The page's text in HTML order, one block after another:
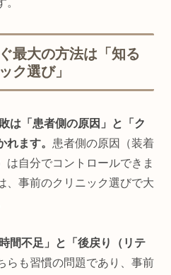
最大の方法は「知る
ク選び」
は「患者側の原因」と「ク
れます。 患者側の原因（装着
は自分でコントロールできま
、事前のクリニック選びで大
間不足」と「後戻り（リテ
らも習慣の問題であり、事前